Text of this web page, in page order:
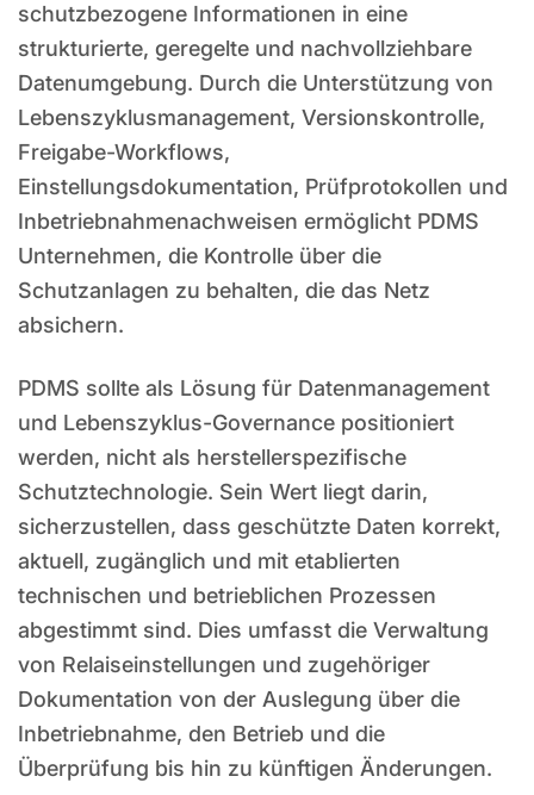
schutzbezogene Informationen in eine
strukturierte, geregelte und nachvollziehbare
Datenumgebung. Durch die Unterstützung von
Lebenszyklusmanagement, Versionskontrolle,
Freigabe-Workflows,
Einstellungsdokumentation, Prüfprotokollen und
Inbetriebnahmenachweisen ermöglicht PDMS
Unternehmen, die Kontrolle über die
Schutzanlagen zu behalten, die das Netz
absichern.
PDMS sollte als Lösung für Datenmanagement
und Lebenszyklus-Governance positioniert
werden, nicht als herstellerspezifische
Schutztechnologie. Sein Wert liegt darin,
sicherzustellen, dass geschützte Daten korrekt,
aktuell, zugänglich und mit etablierten
technischen und betrieblichen Prozessen
abgestimmt sind. Dies umfasst die Verwaltung
von Relaiseinstellungen und zugehöriger
Dokumentation von der Auslegung über die
Inbetriebnahme, den Betrieb und die
Überprüfung bis hin zu künftigen Änderungen.